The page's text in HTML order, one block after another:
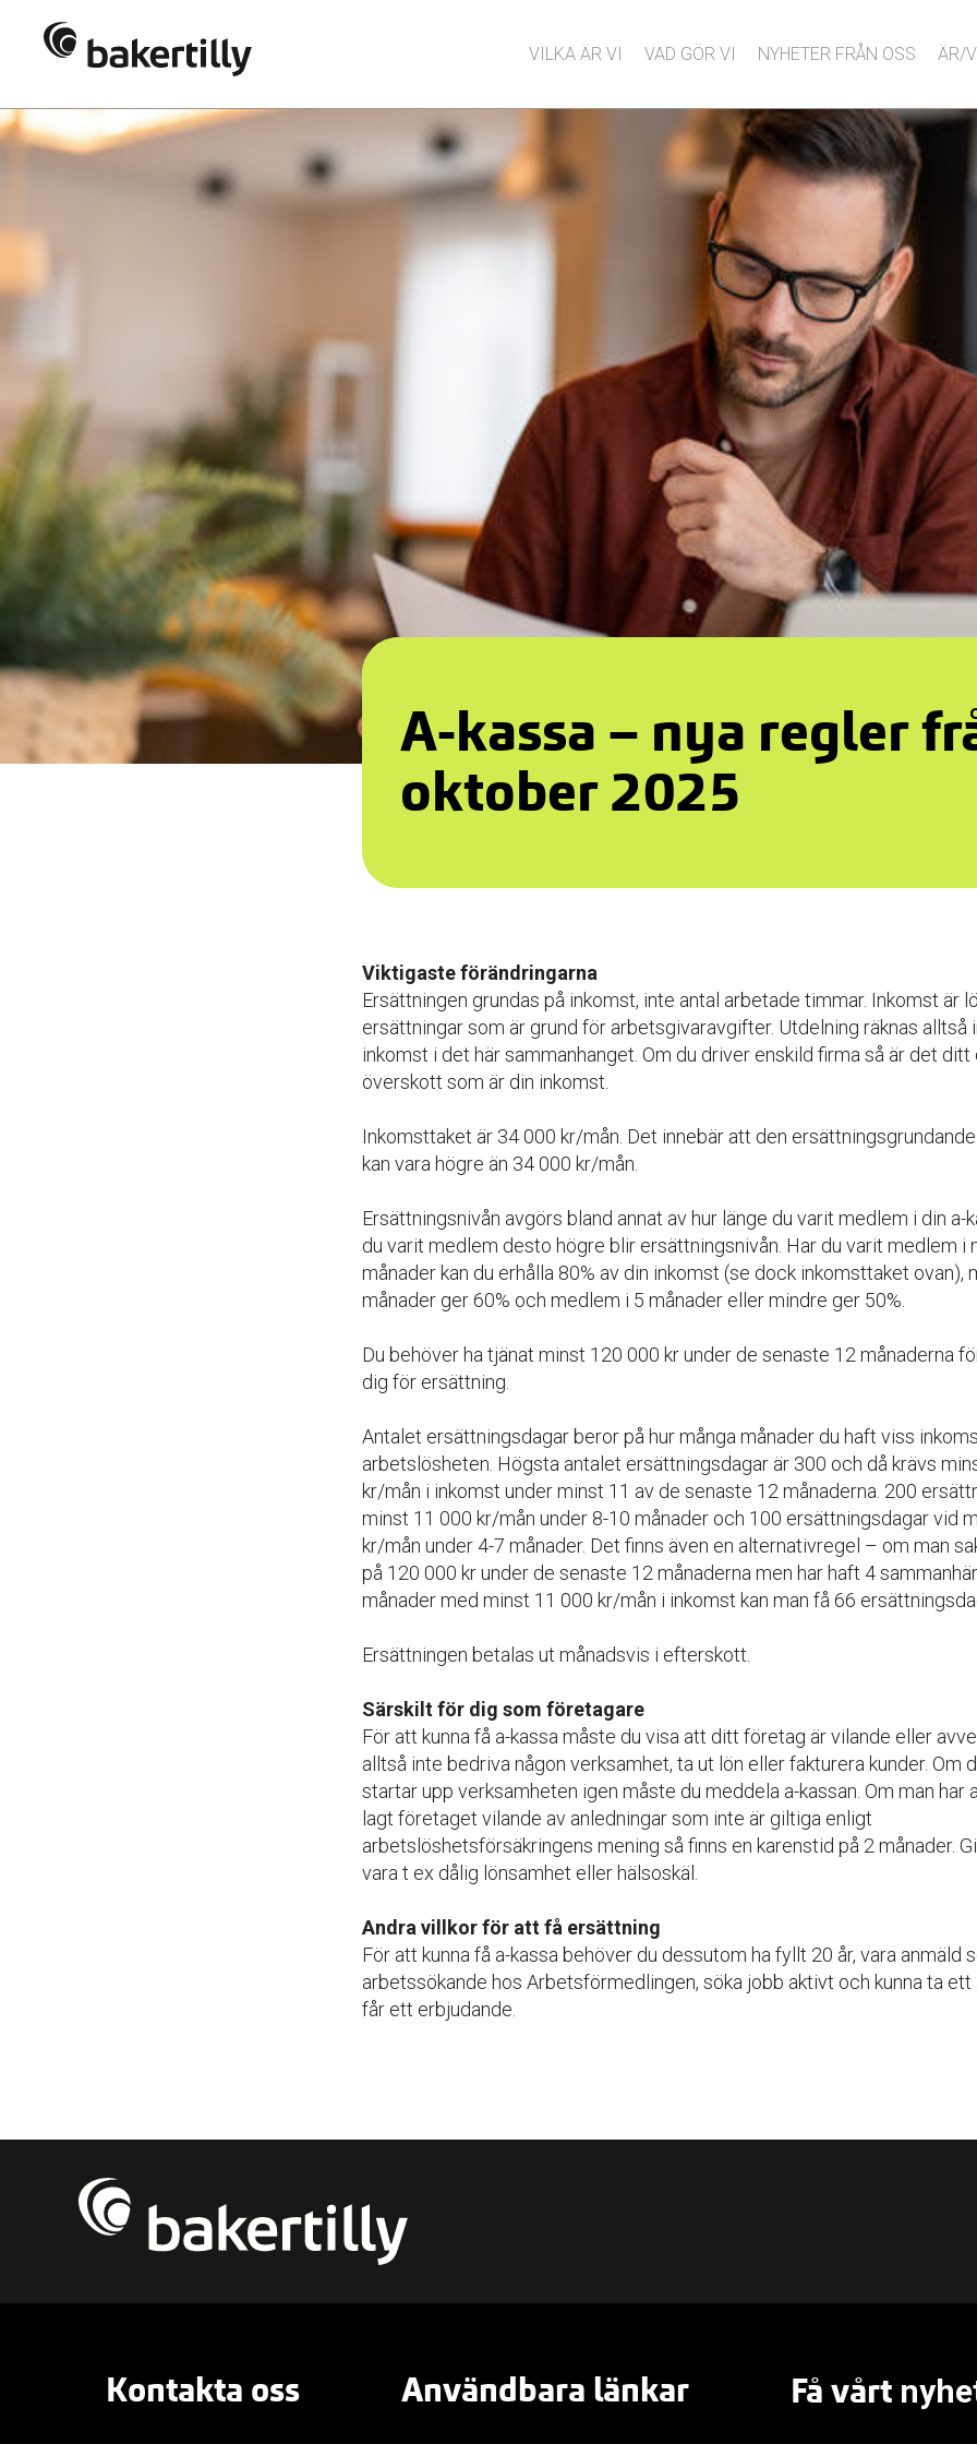
VILKA ÄR VI VAD GÖR VI NYHETER FRÅN OSS ÄR/
A-kassa – nya regler
oktober 2025
Viktigaste förändringarna
Ersättningen grundas på inkomst, inte antal arbetade timmar. Inkomst är
ersättningar som är grund för arbetsgivaravgifter. Utdelning räknas alltså
inkomst i det här sammanhanget. Om du driver enskild firma så är det
överskott som är din inkomst.
Inkomsttaket är 34 000 kr/mån. Det innebär att den
kan vara högre än 34 000 kr/mån.
Ersättningsnivån avgörs bland annat av hur länge du varit medlem i din a-
du varit medlem desto högre blir ersättningsnivån. Har du varit medlem i
månader kan du erhålla 80% av din inkomst (se dock inkomsttaket ovan),
månader ger 60% och medlem i 5 månader eller mindre ger 50%.
Du behöver ha tjänat minst 120 000 kr under de senaste 12 månaderna
dig för ersättning.
Antalet ersättningsdagar beror på hur många månader du haft viss
arbetslösheten. Högsta antalet ersättningsdagar är 300 och då krävs
kr/mån i inkomst under minst 11 av de senaste 12 månaderna. 200
minst 11 000 kr/mån under 8-10 månader och 100 ersättningsdagar vid
kr/mån under 4-7 månader. Det finns även en alternativregel – om man
på 120 000 kr under de senaste 12 månaderna men har haft 4
månader med minst 11 000 kr/mån i inkomst kan man få 66
Ersättningen betalas ut månadsvis i efterskott.
Särskilt för dig som företagare
För att kunna få a-kassa måste du visa att ditt företag är vilande eller
alltså inte bedriva någon verksamhet, ta ut lön eller fakturera kunder. Om
startar upp verksamheten igen måste du meddela a-kassan. Om man har
lagt företaget vilande av anledningar som inte är giltiga enligt
arbetslöshetsförsäkringens mening så finns en karenstid på 2 månader.
vara t ex dålig lönsamhet eller hälsoskäl.
Andra villkor för att få ersättning
För att kunna få a-kassa behöver du dessutom ha fyllt 20 år, vara anmäld
arbetssökande hos Arbetsförmedlingen, söka jobb aktivt och kunna ta
får ett erbjudande.
Kontakta oss Användbara länkar Få vårt